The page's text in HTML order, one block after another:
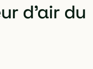
d'air du